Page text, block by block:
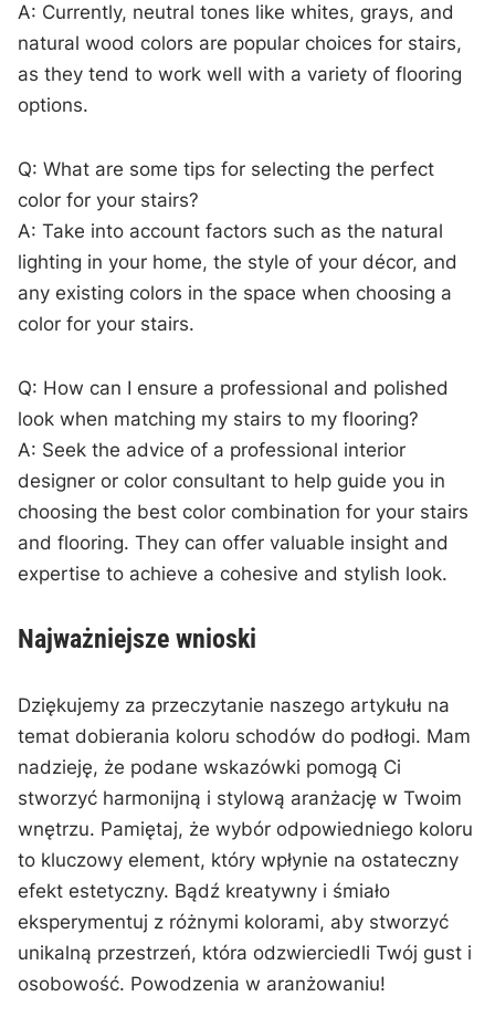
A:​ Currently,​ neutral tones‌ like whites,‌ grays, ⁢and
natural​ wood⁢ colors are popular choices for stairs,
as⁢ they tend to work well with a variety of flooring
options.
Q: What are some tips for selecting the perfect
color for ‍your stairs?
A:⁣ Take into account factors⁣ such as the natural
lighting⁢ in your home,‌ the style of ‌your décor, and
any existing colors in the space‍ when choosing a⁤
color for your stairs.
Q: How can I ensure a professional and⁢ polished
look when matching my stairs to my ‍flooring?
A: Seek the advice of a ‌professional interior
designer or ⁢color consultant to help ‍guide you in
choosing the best color combination for your stairs
and ⁢flooring. They can offer valuable insight and⁣
expertise to achieve a cohesive and stylish look.
Najważniejsze ‌wnioski
Dziękujemy za przeczytanie naszego artykułu na
temat dobierania koloru⁤ schodów do⁤ podłogi.‍ Mam
nadzieję, że podane wskazówki‌ pomogą Ci​
stworzyć harmonijną i stylową aranżację w Twoim
⁢wnętrzu. Pamiętaj, że wybór odpowiedniego koloru
to kluczowy element,‌ który wpłynie ​na ostateczny
efekt estetyczny. ⁣Bądź kreatywny i śmiało
eksperymentuj z‍ różnymi ‌kolorami, aby ⁤stworzyć
unikalną przestrzeń, która odzwierciedli Twój gust i
osobowość. Powodzenia ⁤w aranżowaniu!